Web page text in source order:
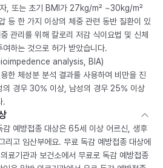
, 또는 초기 BMI가 27kg/m² ~30kg/m²
등 한 가지 이상의 체중 관련 동반 질환이 있
관리를 위해 칼로리 저감 식이요법 및 신체
하는 것으로 허가 받았습니다.
analysis, BIA)
한 체성분 분석 결과를 사용하여 비만을 진
의 경우 30% 이상, 남성의 경우 25% 이상
.
감 예방접종 대상은 65세 이상 어르신, 생후
고 임산부에요. 무료 독감 예방접종 대상에
료기관과 보건소에서 무료로 독감 예방접종